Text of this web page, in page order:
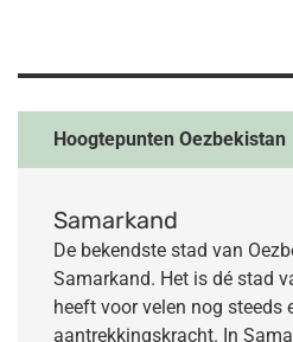
Hoogtepunten Oezbekistan
Samarkand
De bekendste stad van
Samarkand. Het is dé stad
heeft voor velen nog steeds
aantrekkingskracht. In